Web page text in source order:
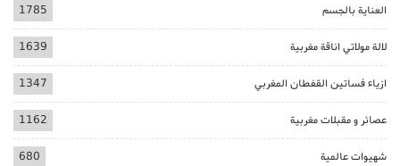
العناية بالجسم 1785
لالة مولاتي اناقة مغربية 1639
ازياء فساتين القفطان المغربي 1347
عصائر و مقبلات مغربية 1162
شهيوات عالمية 680